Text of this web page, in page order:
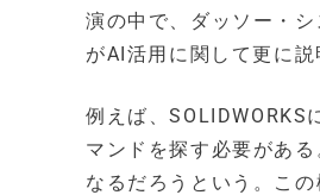
演の中で、ダッソー・
がAI活用に関して更に説
例えば、SOLIDWORKS
マンドを探す必要があ
なるだろうという。こ